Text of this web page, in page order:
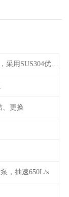
L400×W440×H450mm，采用SUS304优质不锈钢
、更换
，抽速650L/s